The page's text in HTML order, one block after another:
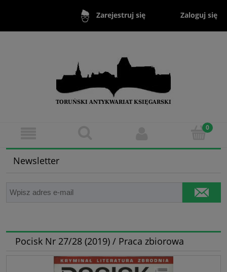
Zarejestruj się Zaloguj się
Newsletter
Pocisk Nr 27/28 (2019) / Praca zbiorowa